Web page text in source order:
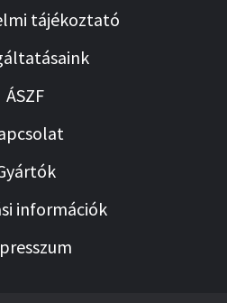
tájékoztató
ÁSZF
információk